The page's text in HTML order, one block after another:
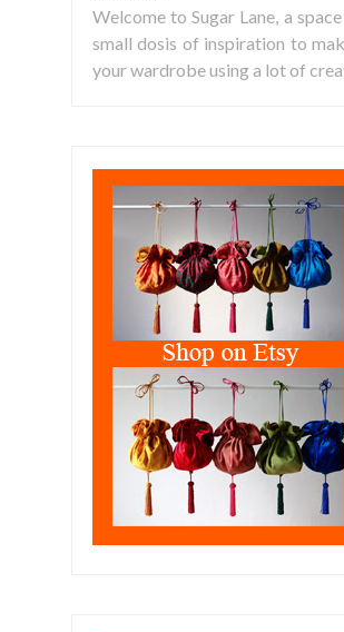
Welcome to Sugar Lane, a space
small dosis of inspiration to
your wardrobe using a lot of